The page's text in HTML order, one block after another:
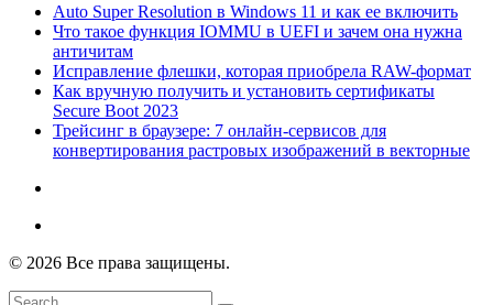
Auto Super Resolution в Windows 11 и как ее включить
Что такое функция IOMMU в UEFI и зачем она нужна
античитам
Исправление флешки, которая приобрела RAW-формат
Как вручную получить и установить сертификаты
Secure Boot 2023
Трейсинг в браузере: 7 онлайн-сервисов для
конвертирования растровых изображений в векторные
© 2026 Все права защищены.